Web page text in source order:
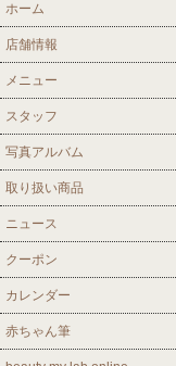
ホーム
店舗情報
メニュー
スタッフ
写真アルバム
取り扱い商品
ニュース
クーポン
カレンダー
赤ちゃん筆